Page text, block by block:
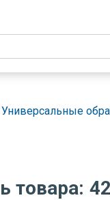
Универсальные
товара: